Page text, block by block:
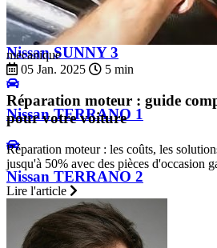
Nissan SUNNY 3
Nissan TERRANO 1
Nissan TERRANO 2
Nissan TIIDA
mecanique
05 Jan. 2025
5 min
Réparation moteur : guide
pour votre voiture
Réparation moteur : les coûts, les
jusqu'à 50% avec des pièces d'occasion
Lire l'article